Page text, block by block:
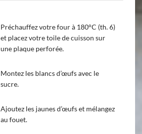
Préchauffez votre four à 180°C (th. 6)
et placez votre toile de cuisson sur
une plaque perforée.
Montez les blancs d’œufs avec le
sucre.
Ajoutez les jaunes d’œufs et mélangez
au fouet.